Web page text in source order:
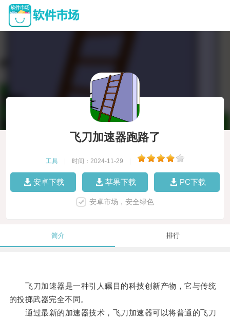
飞刀加速器跑路了
工具 时间：2024-11-29
安卓下载 苹果下载 PC下载
安卓市场，安全绿色
简介 排行
飞刀加速器是一种引人瞩目的科技创新产物，它与传统
的投掷武器完全不同。
通过最新的加速器技术，飞刀加速器可以将普通的飞刀